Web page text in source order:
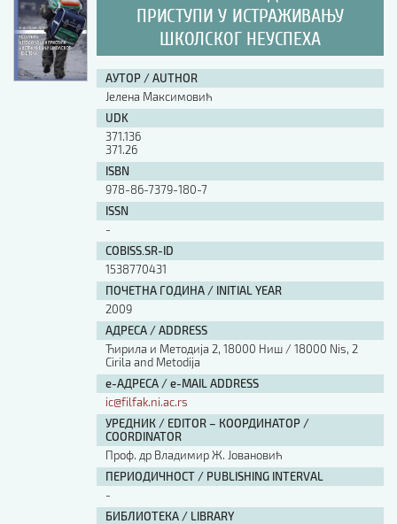
ПРИСТУПИ У ИСТРАЖИВАЊУ
ШКОЛСКОГ НЕУСПЕХА
АУТОР / AUTHOR
Јелена Максимовић
UDK
371.136
371.26
ISBN
978-86-7379-180-7
ISSN
-
COBISS.SR-ID
1538770431
ПОЧЕТНА ГОДИНА / INITIAL YEAR
2009
АДРЕСА / ADDRESS
Ћирила и Методија 2, 18000 Ниш / 18000 Nis, 2
Cirila and Metodija
е-АДРЕСА / e-MAIL ADDRESS
ic@filfak.ni.ac.rs
УРЕДНИК / EDITOR – КООРДИНАТОР /
COORDINATOR
Проф. др Владимир Ж. Јовановић
ПЕРИОДИЧНОСТ / PUBLISHING INTERVAL
-
БИБЛИОТЕКА / LIBRARY